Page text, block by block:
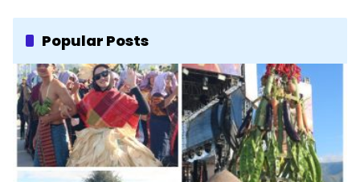
Popular Posts